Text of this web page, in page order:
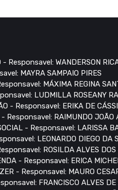
- Responsavel: WANDERSON
MAYRA SAMPAIO PIRES
MÁXIMA REGINA
LUDMILLA ROSEANY
- Responsavel: ERIKA DE
Responsavel: RAIMUNDO JOÃO
- Responsavel: LARISSA
LEONARDO DIEGO DA
ROSILDA ALVES DOS
- Responsavel: ERICA
- Responsavel: MAURO
FRANCISCO ALVES